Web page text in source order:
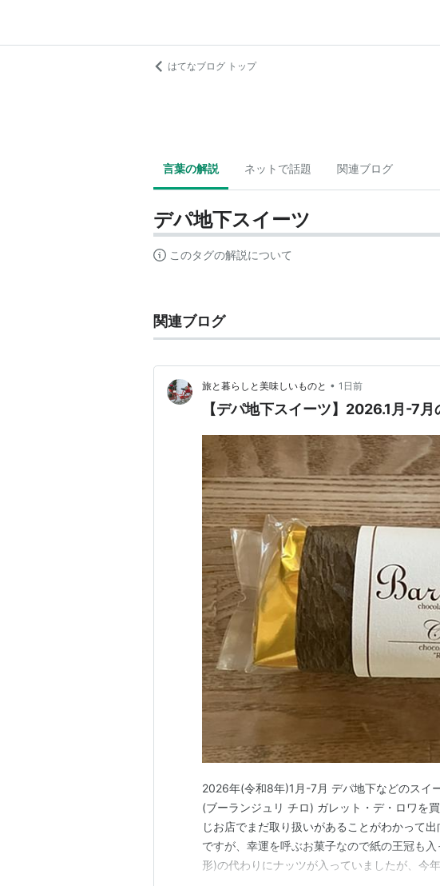
はてなブログ トップ
言葉の解説 ネットで話題 関連ブログ
デパ地下スイーツ
このタグの解説について
関連ブログ
旅と暮らしと美味しいものと • 1日前
【デパ地下スイーツ】2026.1月-7
2026年(令和8年)1月-7月 デパ地下などのス
(ブーランジュリ チロ) ガレット・デ・ロワを
じお店でまだ取り扱いがあることがわかって
ですが、幸運を呼ぶお菓子なので紙の王冠も
形)の代わりにナッツが入っていましたが、今